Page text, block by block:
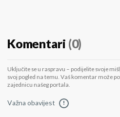
Komentari (0)
Uključite se u raspravu – podijelite svoje
svoj pogled na temu. Vaš komentar može
zajednicu našeg portala.
Važna obavijest !